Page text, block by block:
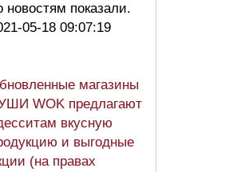
новостям показали.
05-18 09:07:19
магазины
WOK предлагают
вкусную
и выгодные
(на правах